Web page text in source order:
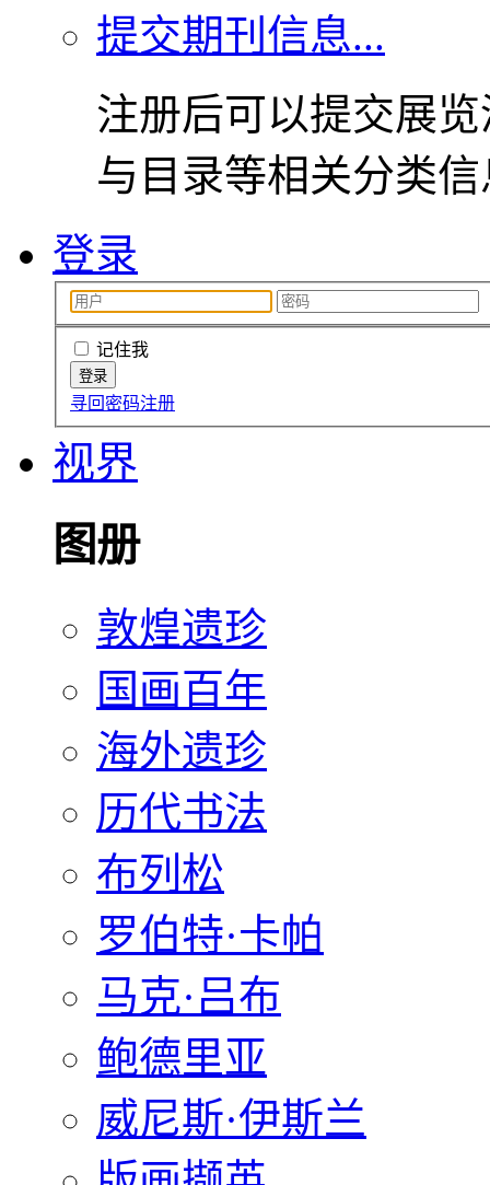
提交期刊信息...
注册后可以提交展
与目录等相关分类
登录
记住我
寻回密码注册
视界
图册
敦煌遗珍
国画百年
海外遗珍
历代书法
布列松
罗伯特·卡帕
马克·吕布
鲍德里亚
威尼斯·伊斯兰